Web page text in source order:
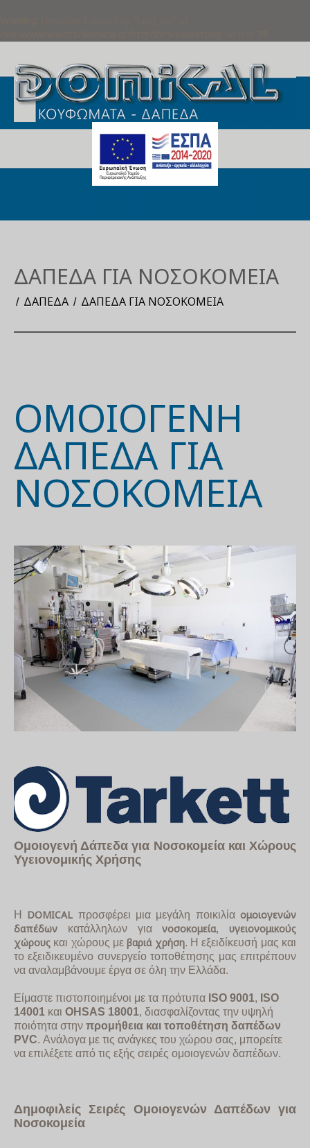
ΔΆΠΕΔΑ ΓΙΑ ΝΟΣΟΚΟΜΕΊΑ
ΔΆΠΕΔΑ ΔΆΠΕΔΑ ΓΙΑ ΝΟΣΟΚΟΜΕΊΑ
ΟΜΟΙΟΓΕΝΗ
ΔΑΠΕΔΑ ΓΙΑ
ΝΟΣΟΚΟΜΕΙΑ
Ομοιογενή Δάπεδα για Νοσοκομεία και Χώρους
Υγειονομικής Χρήσης
Η DOMICAL προσφέρει μια μεγάλη ποικιλία ομοιογενών
δαπέδων κατάλληλων γιανοσοκομεία, υγειονομικούς
χώρους και χώρους μεβαριά χρήση. Η εξειδίκευσή μας και
το εξειδικευμένο συνεργείο τοποθέτησης μας επιτρέπουν
να αναλαμβάνουμε έργα σε όλη την Ελλάδα.
Είμαστε πιστοποιημένοι με τα πρότυπα ISO 9001, ISO
14001 και OHSAS 18001, διασφαλίζοντας την υψηλή
ποιότητα στην προμήθεια και τοποθέτηση δαπέδων
PVC. Ανάλογα με τις ανάγκες του χώρου σας, μπορείτε
να επιλέξετε από τις εξής σειρές ομοιογενών δαπέδων.
Δημοφιλείς Σειρές Ομοιογενών Δαπέδων για
Νοσοκομεία